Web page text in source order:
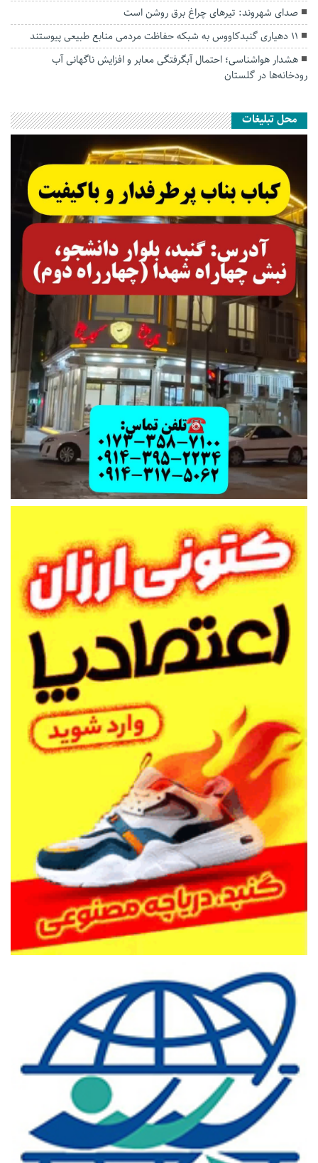
صدای شهروند: تیرهای چراغ برق روشن است
۱۱ دهیاری گنبدکاووس به شبکه حفاظت مردمی منابع طبیعی پیوستند
هشدار هواشناسی؛ احتمال آبگرفتگی معابر و افزایش ناگهانی آب
رودخانه‌ها در گلستان
محل تبلیغات